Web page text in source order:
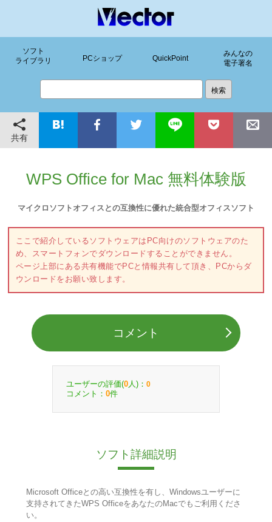
ソフト
ライブラリ
PCショップ QuickPoint
みんなの
電子署名
共有
WPS Office for Mac 無料体験版
マイクロソフトオフィスとの互換性に優れた統合型オフィスソフト
ここで紹介しているソフトウェアはPC向けのソフトウェアのた
め、スマートフォンでダウンロードすることができません。
ページ上部にある共有機能でPCと情報共有して頂き、PCからダ
ウンロードをお願い致します。
コメント
ユーザーの評価(0 人)： 0
コメント： 0件
ソフト詳細説明
Microsoft Officeとの高い互換性を有し、Windowsユーザーに
支持されてきたWPS OfficeをあなたのMacでもご利用くださ
い。